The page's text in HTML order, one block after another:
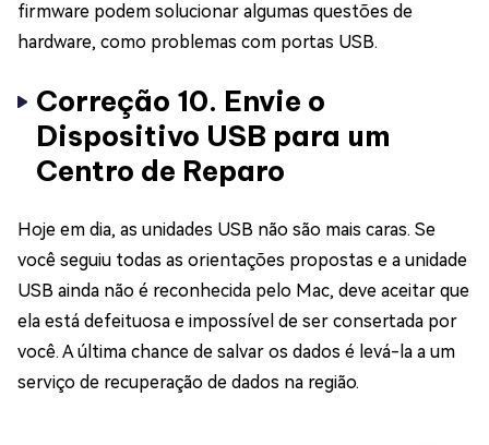
firmware podem solucionar algumas questões de
hardware, como problemas com portas USB.
Correção 10. Envie o
Dispositivo USB para um
Centro de Reparo
Hoje em dia, as unidades USB não são mais caras. Se
você seguiu todas as orientações propostas e a unidade
USB ainda não é reconhecida pelo Mac, deve aceitar que
ela está defeituosa e impossível de ser consertada por
você. A última chance de salvar os dados é levá-la a um
serviço de recuperação de dados na região.